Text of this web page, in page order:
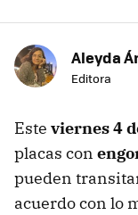
Aleyda
Editora
Este viernes 4
placas con
pueden
acuerdo con lo